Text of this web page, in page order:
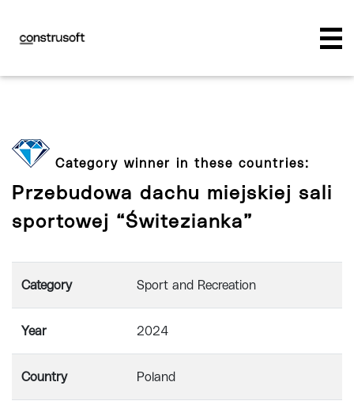
Category winner in these countries:
Przebudowa dachu miejskiej sali
sportowej “Świtezianka”
Category Sport and Recreation
Year 2024
Country Poland